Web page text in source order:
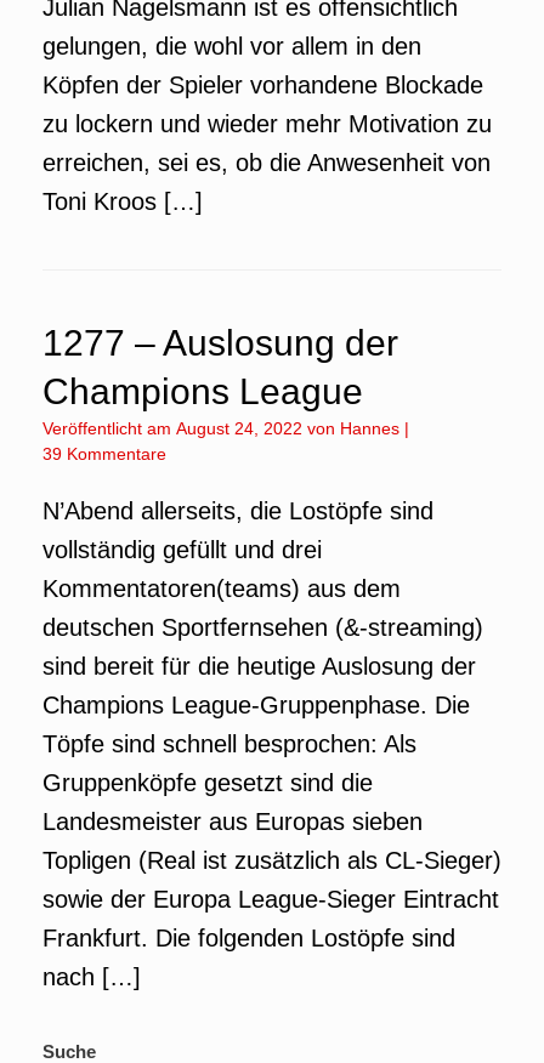
Julian Nagelsmann ist es offensichtlich
gelungen, die wohl vor allem in den
Köpfen der Spieler vorhandene Blockade
zu lockern und wieder mehr Motivation zu
erreichen, sei es, ob die Anwesenheit von
Toni Kroos […]
1277 – Auslosung der
Champions League
Veröffentlicht am August 24, 2022 von Hannes |
39 Kommentare
N’Abend allerseits, die Lostöpfe sind
vollständig gefüllt und drei
Kommentatoren(teams) aus dem
deutschen Sportfernsehen (&-streaming)
sind bereit für die heutige Auslosung der
Champions League-Gruppenphase. Die
Töpfe sind schnell besprochen: Als
Gruppenköpfe gesetzt sind die
Landesmeister aus Europas sieben
Topligen (Real ist zusätzlich als CL-Sieger)
sowie der Europa League-Sieger Eintracht
Frankfurt. Die folgenden Lostöpfe sind
nach […]
Suche